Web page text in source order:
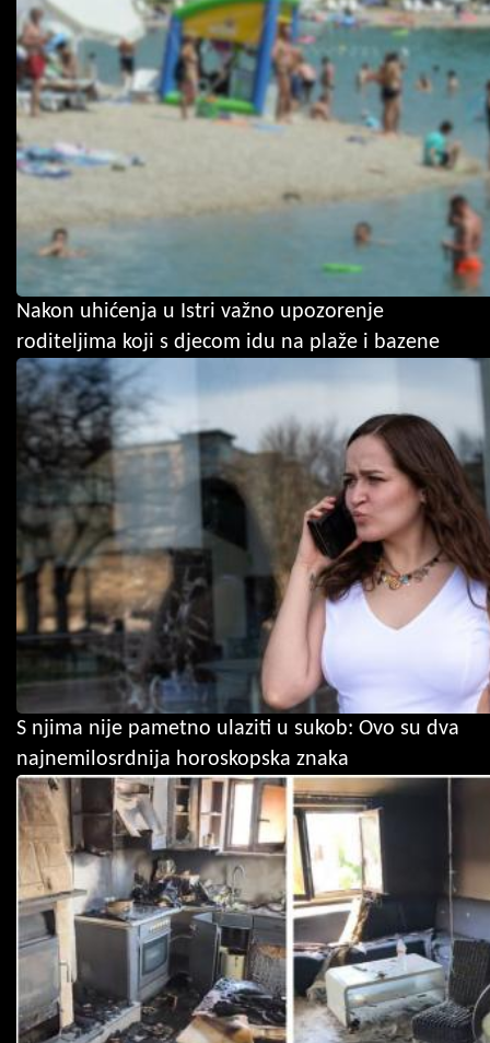
Nakon uhićenja u Istri važno upozorenje
roditeljima koji s djecom idu na plaže i bazene
S njima nije pametno ulaziti u sukob: Ovo su dva
najnemilosrdnija horoskopska znaka